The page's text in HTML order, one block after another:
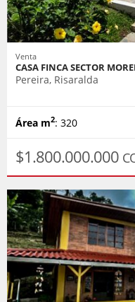
Venta
CASA FINCA SECTOR
Pereira, Risaralda
Área m2: 320
$1.800.000.000